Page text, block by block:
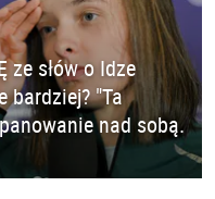
ze słów o Idze
bardziej? "Ta
nad sobą.